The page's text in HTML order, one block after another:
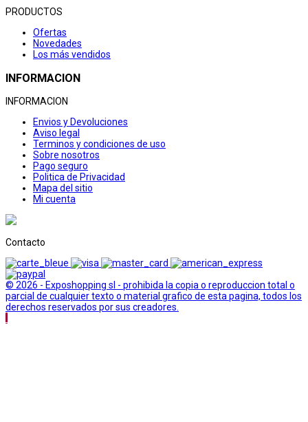
PRODUCTOS
Ofertas
Novedades
Los más vendidos
INFORMACION
INFORMACION
Envios y Devoluciones
Aviso legal
Terminos y condiciones de uso
Sobre nosotros
Pago seguro
Politica de Privacidad
Mapa del sitio
Mi cuenta
Contacto
© 2026 - Exposhopping sl - prohibida la copia o reproduccion total o
parcial de cualquier texto o material grafico de esta pagina, todos los
derechos reservados por sus creadores.